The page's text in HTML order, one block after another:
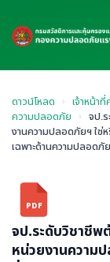
ดาวน์โหลด › เจ้าหน้า
ความปลอดภัย › จป.
งานความปลอดภัยฯ ใช่
เฉพาะด้านความปลอดภั
PDF
จป.ระดับวิชาชีพ
หน่วยงานความ